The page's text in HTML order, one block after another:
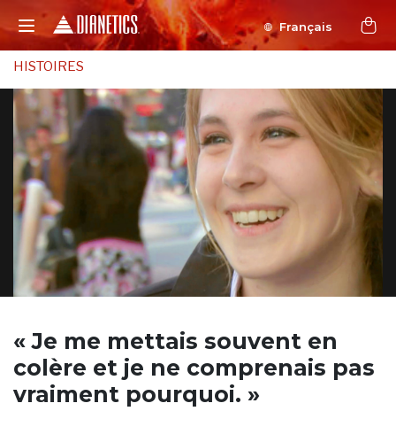
Français
HISTOIRES
« Je me mettais souvent en
colère et je ne comprenais pas
vraiment pourquoi. »